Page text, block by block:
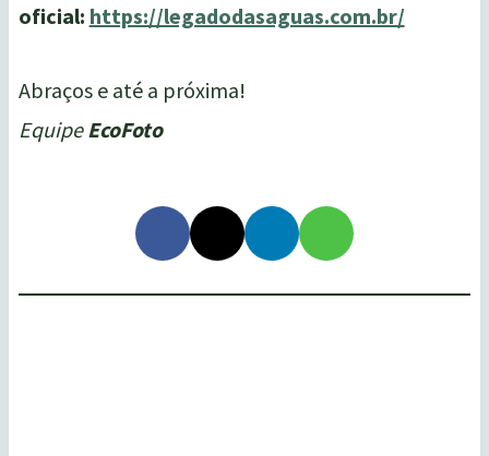
oficial: https://legadodasaguas.com.br/
Abraços e até a próxima!
Equipe EcoFoto